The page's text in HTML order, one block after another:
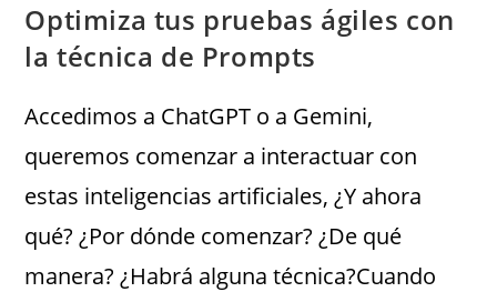
Optimiza tus pruebas ágiles con
la técnica de Prompts
Accedimos a ChatGPT o a Gemini,
queremos comenzar a interactuar con
estas inteligencias artificiales, ¿Y ahora
qué? ¿Por dónde comenzar? ¿De qué
manera? ¿Habrá alguna técnica?Cuando